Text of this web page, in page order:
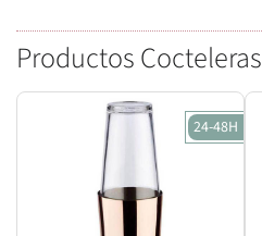
Productos Cocteleras
24-48H